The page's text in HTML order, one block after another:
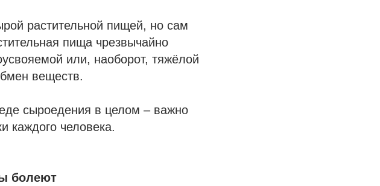
растительной пищей, но сам
пища чрезвычайно
или, наоборот, тяжёлой
веществ.
сыроедения в целом – важно
каждого человека.
болеют